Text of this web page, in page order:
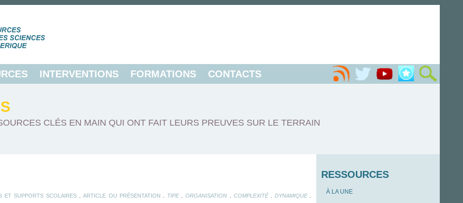
INTERVENTIONS FORMATIONS CONTACTS
CLÉS EN MAIN QUI ONT FAIT LEURS PREUVES SUR LE TERRAIN
ET SUPPORTS SCOLAIRES .ARTICLE OU PRÉSENTATION TIPE.ORGANISATION COMPLEXITÉ. DYNAMIQUE.
RESSOURCES
À LA UNE